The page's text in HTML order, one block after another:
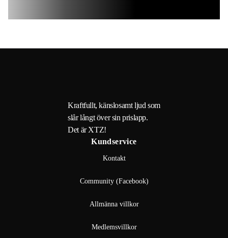
Kraftfullt, känslosamt ljud som
slår långt över sin prislapp.
Det är XTZ!
Kundservice
Kontakt
Community (Facebook)
Allmänna villkor
Medlemsvillkor